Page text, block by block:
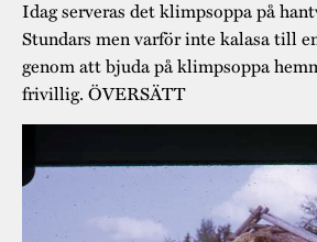
Idag serveras det klimpsoppa på
Stundars men varför inte kalasa till
genom att bjuda på klimpsoppa
frivillig. ÖVERSÄTT